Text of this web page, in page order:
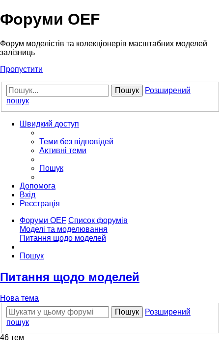
Форуми OEF
Форум моделістів та колекціонерів масштабних моделей
залізниць
Пропустити
Пошук
Розширений
пошук
Швидкий доступ
Теми без відповідей
Активні теми
Пошук
Допомога
Вхід
Реєстрація
Форуми OEF Список форумів
Моделі та моделювання
Питання щодо моделей
Пошук
Питання щодо моделей
Нова тема
Пошук
Розширений
пошук
46 тем